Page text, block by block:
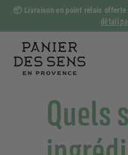
Passer
contenu
📦 Livraison en point relais offerte
détail
a
Quels